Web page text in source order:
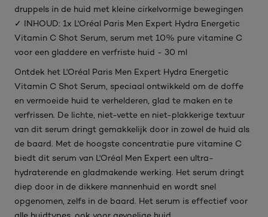
druppels in de huid met kleine cirkelvormige bewegingen
✓ INHOUD: 1x L'Oréal Paris Men Expert Hydra Energetic
Vitamin C Shot Serum, serum met 10% pure vitamine C
voor een gladdere en verfriste huid - 30 ml
Ontdek het L'Oréal Paris Men Expert Hydra Energetic
Vitamin C Shot Serum, speciaal ontwikkeld om de doffe
en vermoeide huid te verhelderen, glad te maken en te
verfrissen. De lichte, niet-vette en niet-plakkerige textuur
van dit serum dringt gemakkelijk door in zowel de huid als
de baard. Met de hoogste concentratie pure vitamine C
biedt dit serum van L'Oréal Men Expert een ultra-
hydraterende en gladmakende werking. Het serum dringt
diep door in de dikkere mannenhuid en wordt snel
opgenomen, zelfs in de baard. Het serum is effectief voor
alle huidtypes, ook voor gevoelige huid.